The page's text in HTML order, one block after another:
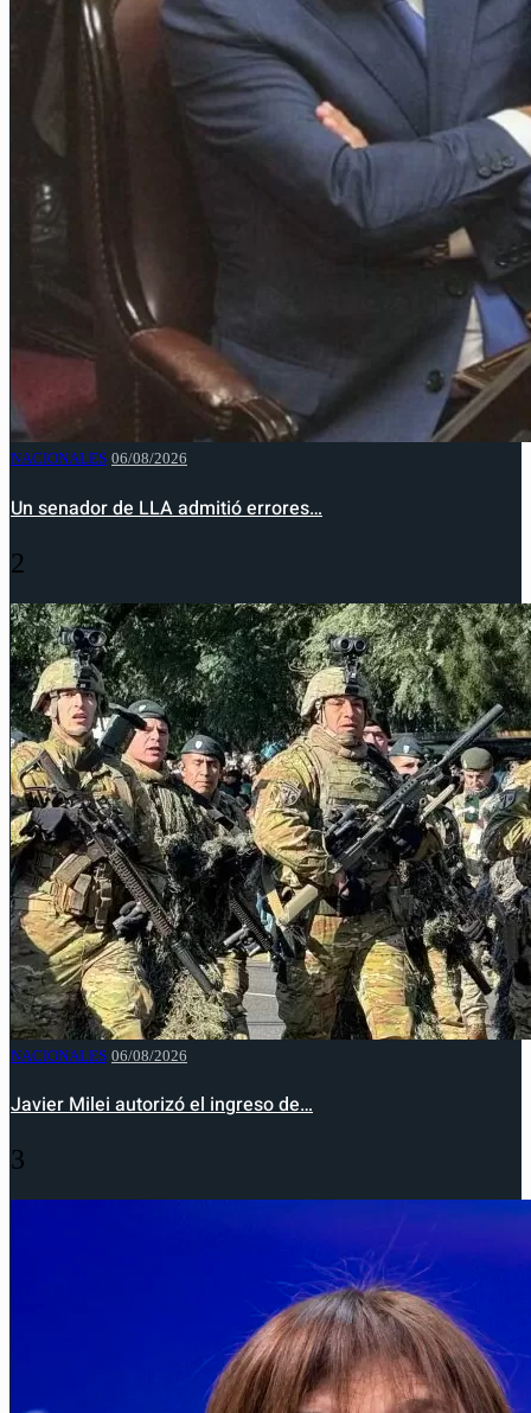
NACIONALES 06/08/2026
Un senador de LLA admitió errores…
2
NACIONALES 06/08/2026
Javier Milei autorizó el ingreso de…
3